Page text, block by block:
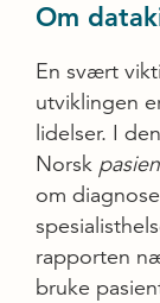
Om
En svært
utviklingen
lidelser. I
Norsk
om
rapporten
bruke